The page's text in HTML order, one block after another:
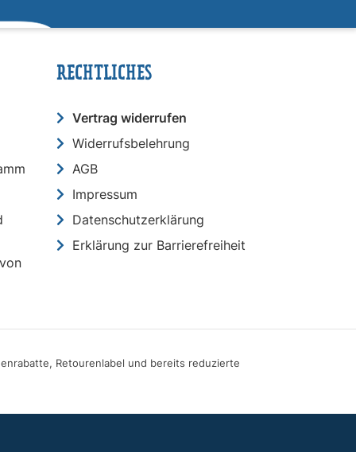
RECHTLICHES
Vertrag widerrufen
Widerrufsbelehrung
AGB
Impressum
Datenschutzerklärung
Erklärung zur Barrierefreiheit
Retourenlabel und bereits reduzierte